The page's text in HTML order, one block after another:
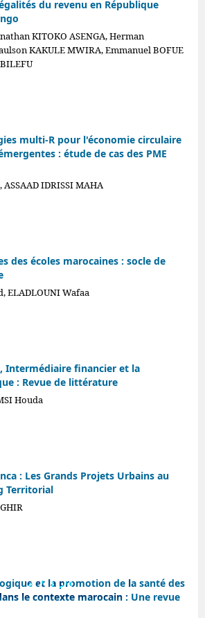
VOL. 3 NO.
27 [D]
du revenu en République
KITOKO ASENGA, Herman
KAKULE MWIRA, Emmanuel BOFUE
multi-R pour l'économie circulaire
: étude de cas des PME
IDRISSI MAHA
des écoles marocaines : socle de
ELADLOUNI Wafaa
Intermédiaire financier et la
: Revue de littérature
Houda
: Les Grands Projets Urbains au
Territorial
et la promotion de la santé des
le contexte marocain : Une revue